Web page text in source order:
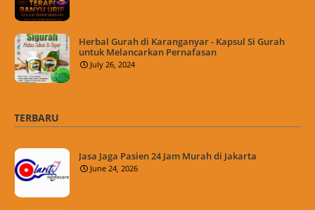
Herbal Gurah di Karanganyar - Kapsul Si Gurah
untuk Melancarkan Pernafasan
July 26, 2024
TERBARU
Jasa Jaga Pasien 24 Jam Murah di Jakarta
June 24, 2026